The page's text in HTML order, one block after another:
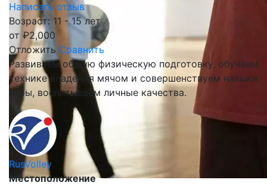
Написать отзыв
Возраст: 11 - 15 лет
от ₽2,000
Отложить Сравнить
Развиваем общую физическую подготовку, обучаем
технике владения мячом и совершенствуем навыки
игры, воспитываем личные качества.
RusVolley
Местоположение